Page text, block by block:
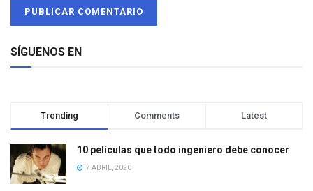
SÍGUENOS EN
Trending Comments Latest
10 películas que todo ingeniero debe conocer
7 ABRIL, 2020